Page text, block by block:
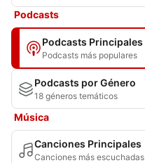
Podcasts
Podcasts Principales
Podcasts más populares
Podcasts por Género
18 géneros temáticos
Música
Canciones Principales
Canciones más escuchadas